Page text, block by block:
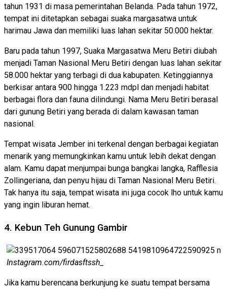
tahun 1931 di masa pemerintahan Belanda. Pada tahun 1972,
tempat ini ditetapkan sebagai suaka margasatwa untuk
harimau Jawa dan memiliki luas lahan sekitar 50.000 hektar.
Baru pada tahun 1997, Suaka Margasatwa Meru Betiri diubah
menjadi Taman Nasional Meru Betiri dengan luas lahan sekitar
58.000 hektar yang terbagi di dua kabupaten. Ketinggiannya
berkisar antara 900 hingga 1.223 mdpl dan menjadi habitat
berbagai flora dan fauna dilindungi. Nama Meru Betiri berasal
dari gunung Betiri yang berada di dalam kawasan taman
nasional.
Tempat wisata Jember ini terkenal dengan berbagai kegiatan
menarik yang memungkinkan kamu untuk lebih dekat dengan
alam. Kamu dapat menjumpai bunga bangkai langka, Rafflesia
Zollingeriana, dan penyu hijau di Taman Nasional Meru Betiri.
Tak hanya itu saja, tempat wisata ini juga cocok lho untuk kamu
yang ingin liburan hemat.
4. Kebun Teh Gunung Gambir
Instagram.com/firdasftssh_
Jika kamu berencana berkunjung ke suatu tempat bersama